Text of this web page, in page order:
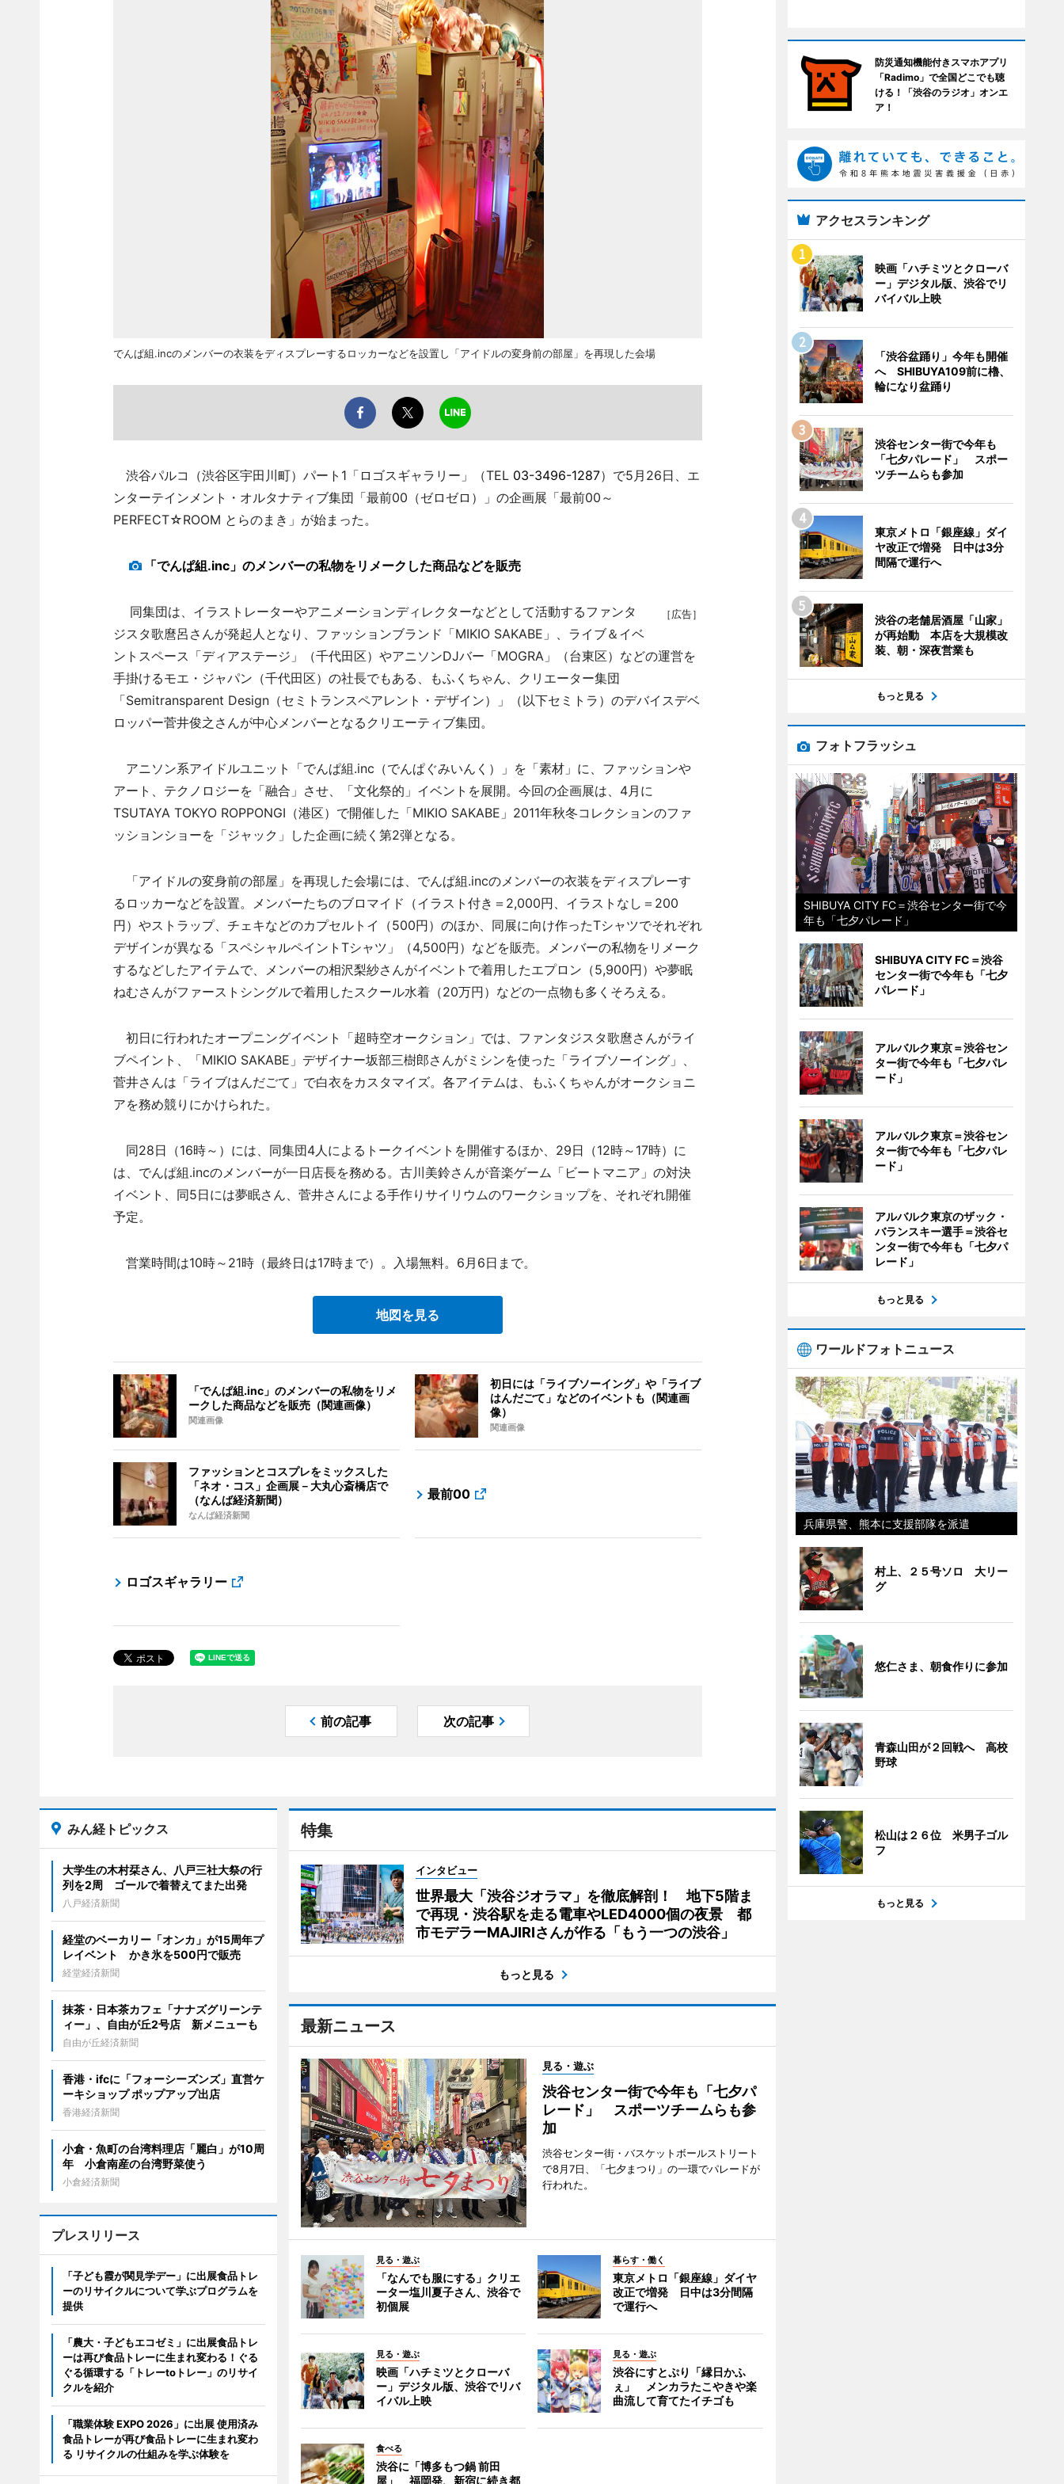
でんぱ組.incのメンバーの衣装をディスプレーするロッカーなどを設置し「アイドルの変身前の部屋」を再現した会場
渋谷パルコ（渋谷区宇田川町）パート1「ロゴスギャラリー」（TEL 03-3496-1287）で5月26日、エ
ンターテインメント・オルタナティブ集団「最前00（ゼロゼロ）」の企画展「最前00～
PERFECT☆ROOM とらのまき」が始まった。
「でんぱ組.inc」のメンバーの私物をリメークした商品などを販売
［広告］
同集団は、イラストレーターやアニメーションディレクターなどとして活動するファンタ
ジスタ歌麿呂さんが発起人となり、ファッションブランド「MIKIO SAKABE」、ライブ＆イベ
ントスペース「ディアステージ」（千代田区）やアニソンDJバー「MOGRA」（台東区）などの運営を
手掛けるモエ・ジャパン（千代田区）の社長でもある、もふくちゃん、クリエーター集団
「Semitransparent Design（セミトランスペアレント・デザイン）」（以下セミトラ）のデバイスデベ
ロッパー菅井俊之さんが中心メンバーとなるクリエーティブ集団。
アニソン系アイドルユニット「でんぱ組.inc（でんぱぐみいんく）」を「素材」に、ファッションや
アート、テクノロジーを「融合」させ、「文化祭的」イベントを展開。今回の企画展は、4月に
TSUTAYA TOKYO ROPPONGI（港区）で開催した「MIKIO SAKABE」2011年秋冬コレクションのファ
ッションショーを「ジャック」した企画に続く第2弾となる。
「アイドルの変身前の部屋」を再現した会場には、でんぱ組.incのメンバーの衣装をディスプレーす
るロッカーなどを設置。メンバーたちのブロマイド（イラスト付き＝2,000円、イラストなし＝200
円）やストラップ、チェキなどのカプセルトイ（500円）のほか、同展に向け作ったTシャツでそれぞれ
デザインが異なる「スペシャルペイントTシャツ」（4,500円）などを販売。メンバーの私物をリメーク
するなどしたアイテムで、メンバーの相沢梨紗さんがイベントで着用したエプロン（5,900円）や夢眠
ねむさんがファーストシングルで着用したスクール水着（20万円）などの一点物も多くそろえる。
初日に行われたオープニングイベント「超時空オークション」では、ファンタジスタ歌麿さんがライ
ブペイント、「MIKIO SAKABE」デザイナー坂部三樹郎さんがミシンを使った「ライブソーイング」、
菅井さんは「ライブはんだごて」で白衣をカスタマイズ。各アイテムは、もふくちゃんがオークショニ
アを務め競りにかけられた。
同28日（16時～）には、同集団4人によるトークイベントを開催するほか、29日（12時～17時）に
は、でんぱ組.incのメンバーが一日店長を務める。古川美鈴さんが音楽ゲーム「ビートマニア」の対決
イベント、同5日には夢眠さん、菅井さんによる手作りサイリウムのワークショップを、それぞれ開催
予定。
営業時間は10時～21時（最終日は17時まで）。入場無料。6月6日まで。
地図を見る
「でんぱ組.inc」のメンバーの私物をリメ
ークした商品などを販売（関連画像）
関連画像
初日には「ライブソーイング」や「ライブ
はんだごて」などのイベントも（関連画
像）
関連画像
ファッションとコスプレをミックスした
「ネオ・コス」企画展－大丸心斎橋店で
（なんば経済新聞）
なんば経済新聞
最前00
ロゴスギャラリー
前の記事 次の記事
特集
インタビュー
世界最大「渋谷ジオラマ」を徹底解剖！ 地下5階ま
で再現・渋谷駅を走る電車やLED4000個の夜景 都
市モデラーMAJIRIさんが作る「もう一つの渋谷」
もっと見る
最新ニュース
見る・遊ぶ
渋谷センター街で今年も「七夕パ
レード」 スポーツチームらも参
加
渋谷センター街・バスケットボールストリート
で8月7日、「七夕まつり」の一環でパレードが
行われた。
見る・遊ぶ
「なんでも服にする」クリエ
ーター塩川夏子さん、渋谷で
初個展
暮らす・働く
東京メトロ「銀座線」ダイヤ
改正で増発 日中は3分間隔
で運行へ
見る・遊ぶ
映画「ハチミツとクローバ
ー」デジタル版、渋谷でリバ
イバル上映
見る・遊ぶ
渋谷にすとぷり「縁日かふ
ぇ」 メンカラたこやきや楽
曲流して育てたイチゴも
食べる
渋谷に「博多もつ鍋 前田
屋」 福岡発、新宿に続き都
みん経トピックス
大学生の木村栞さん、八戸三社大祭の行
列を2周 ゴールで着替えてまた出発
八戸経済新聞
経堂のベーカリー「オンカ」が15周年プ
レイベント かき氷を500円で販売
経堂経済新聞
抹茶・日本茶カフェ「ナナズグリーンテ
ィー」、自由が丘2号店 新メニューも
自由が丘経済新聞
香港・ifcに「フォーシーズンズ」直営ケ
ーキショップ ポップアップ出店
香港経済新聞
小倉・魚町の台湾料理店「麗白」が10周
年 小倉南産の台湾野菜使う
小倉経済新聞
プレスリリース
「子ども霞が関見学デー」に出展食品トレ
ーのリサイクルについて学ぶプログラムを
提供
「農大・子どもエコゼミ」に出展食品トレ
ーは再び食品トレーに生まれ変わる！ぐる
ぐる循環する「トレーtoトレー」のリサイ
クルを紹介
「職業体験 EXPO 2026」に出展 使用済み
食品トレーが再び食品トレーに生まれ変わ
る リサイクルの仕組みを学ぶ体験を
防災通知機能付きスマホアプリ
「Radimo」で全国どこでも聴
ける！「渋谷のラジオ」オンエ
ア！
アクセスランキング
映画「ハチミツとクローバ
ー」デジタル版、渋谷でリ
バイバル上映
「渋谷盆踊り」今年も開催
へ SHIBUYA109前に櫓、
輪になり盆踊り
渋谷センター街で今年も
「七夕パレード」 スポー
ツチームらも参加
東京メトロ「銀座線」ダイ
ヤ改正で増発 日中は3分
間隔で運行へ
渋谷の老舗居酒屋「山家」
が再始動 本店を大規模改
装、朝・深夜営業も
もっと見る
フォトフラッシュ
SHIBUYA CITY FC＝渋谷センター街で今
年も「七夕パレード」
SHIBUYA CITY FC＝渋谷
センター街で今年も「七夕
パレード」
アルバルク東京＝渋谷セン
ター街で今年も「七夕パレ
ード」
アルバルク東京＝渋谷セン
ター街で今年も「七夕パレ
ード」
アルバルク東京のザック・
バランスキー選手＝渋谷セ
ンター街で今年も「七夕パ
レード」
もっと見る
ワールドフォトニュース
兵庫県警、熊本に支援部隊を派遣
村上、２５号ソロ 大リー
グ
悠仁さま、朝食作りに参加
青森山田が２回戦へ 高校
野球
松山は２６位 米男子ゴル
フ
もっと見る